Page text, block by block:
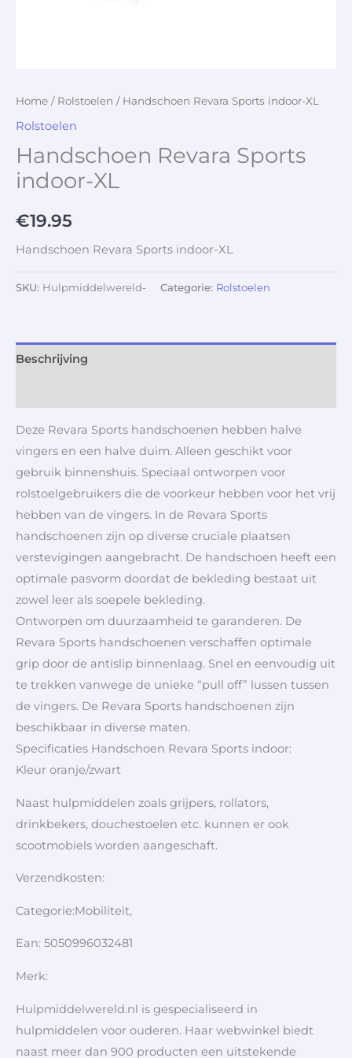
Home / Rolstoelen / Handschoen Revara Sports indoor-XL
Rolstoelen
Handschoen Revara Sports
indoor-XL
€19.95
Handschoen Revara Sports indoor-XL
SKU: Hulpmiddelwereld- Categorie: Rolstoelen
Beschrijving
Deze Revara Sports handschoenen hebben halve
vingers en een halve duim. Alleen geschikt voor
gebruik binnenshuis. Speciaal ontworpen voor
rolstoelgebruikers die de voorkeur hebben voor het vrij
hebben van de vingers. In de Revara Sports
handschoenen zijn op diverse cruciale plaatsen
verstevigingen aangebracht. De handschoen heeft een
optimale pasvorm doordat de bekleding bestaat uit
zowel leer als soepele bekleding.
Ontworpen om duurzaamheid te garanderen. De
Revara Sports handschoenen verschaffen optimale
grip door de antislip binnenlaag. Snel en eenvoudig uit
te trekken vanwege de unieke “pull off” lussen tussen
de vingers. De Revara Sports handschoenen zijn
beschikbaar in diverse maten.
Specificaties Handschoen Revara Sports indoor:
Kleur oranje/zwart
Naast hulpmiddelen zoals grijpers, rollators,
drinkbekers, douchestoelen etc. kunnen er ook
scootmobiels worden aangeschaft.
Verzendkosten:
Categorie:Mobiliteit,
Ean: 5050996032481
Merk:
Hulpmiddelwereld.nl is gespecialiseerd in
hulpmiddelen voor ouderen. Haar webwinkel biedt
naast meer dan 900 producten een uitstekende